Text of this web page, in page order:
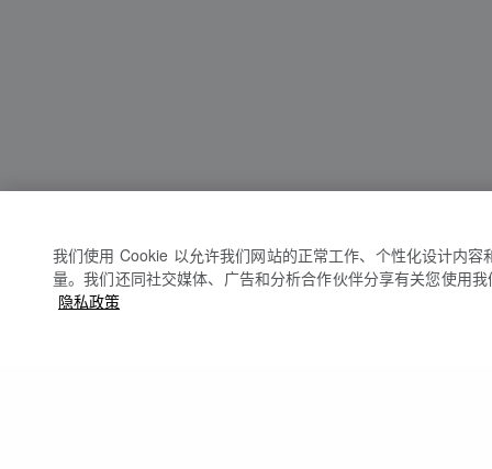
我们使用 Cookie 以允许我们网站的正常工作、个性化设计内
量。我们还同社交媒体、广告和分析合作伙伴分享有关您使用
隐私政策